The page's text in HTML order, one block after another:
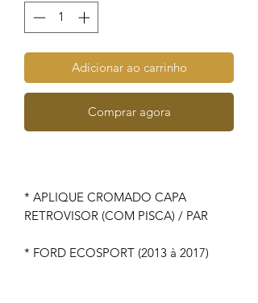
Adicionar ao carrinho
Comprar agora
* APLIQUE CROMADO CAPA
RETROVISOR (COM PISCA) / PAR
* FORD ECOSPORT (2013 à 2017)